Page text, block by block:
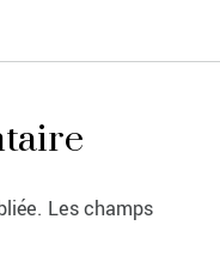
Les champs